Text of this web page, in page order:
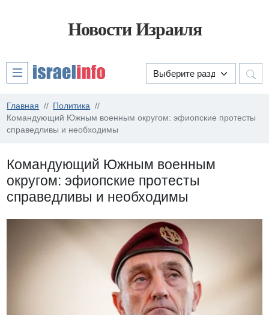
Новости Израиля
Главная
Политика
Командующий Южным военным округом: эфиопские протесты
справедливы и необходимы
Командующий Южным военным
округом: эфиопские протесты
справедливы и необходимы